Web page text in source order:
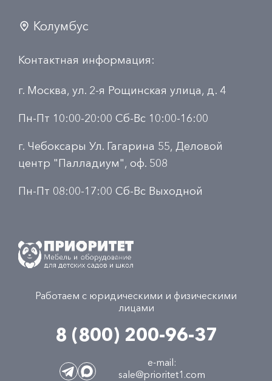
Колумбус
Контактная информация:
г. Москва, ул. 2-я Рощинская улица, д. 4
Пн-Пт 10:00-20:00 Сб-Вс 10:00-16:00
г. Чебоксары Ул. Гагарина 55, Деловой
центр "Палладиум", оф. 508
Пн-Пт 08:00-17:00 Сб-Вс Выходной
Работаем с юридическими и физическими
лицами
8 (800) 200-96-37
e-mail:
sale@prioritet1.com